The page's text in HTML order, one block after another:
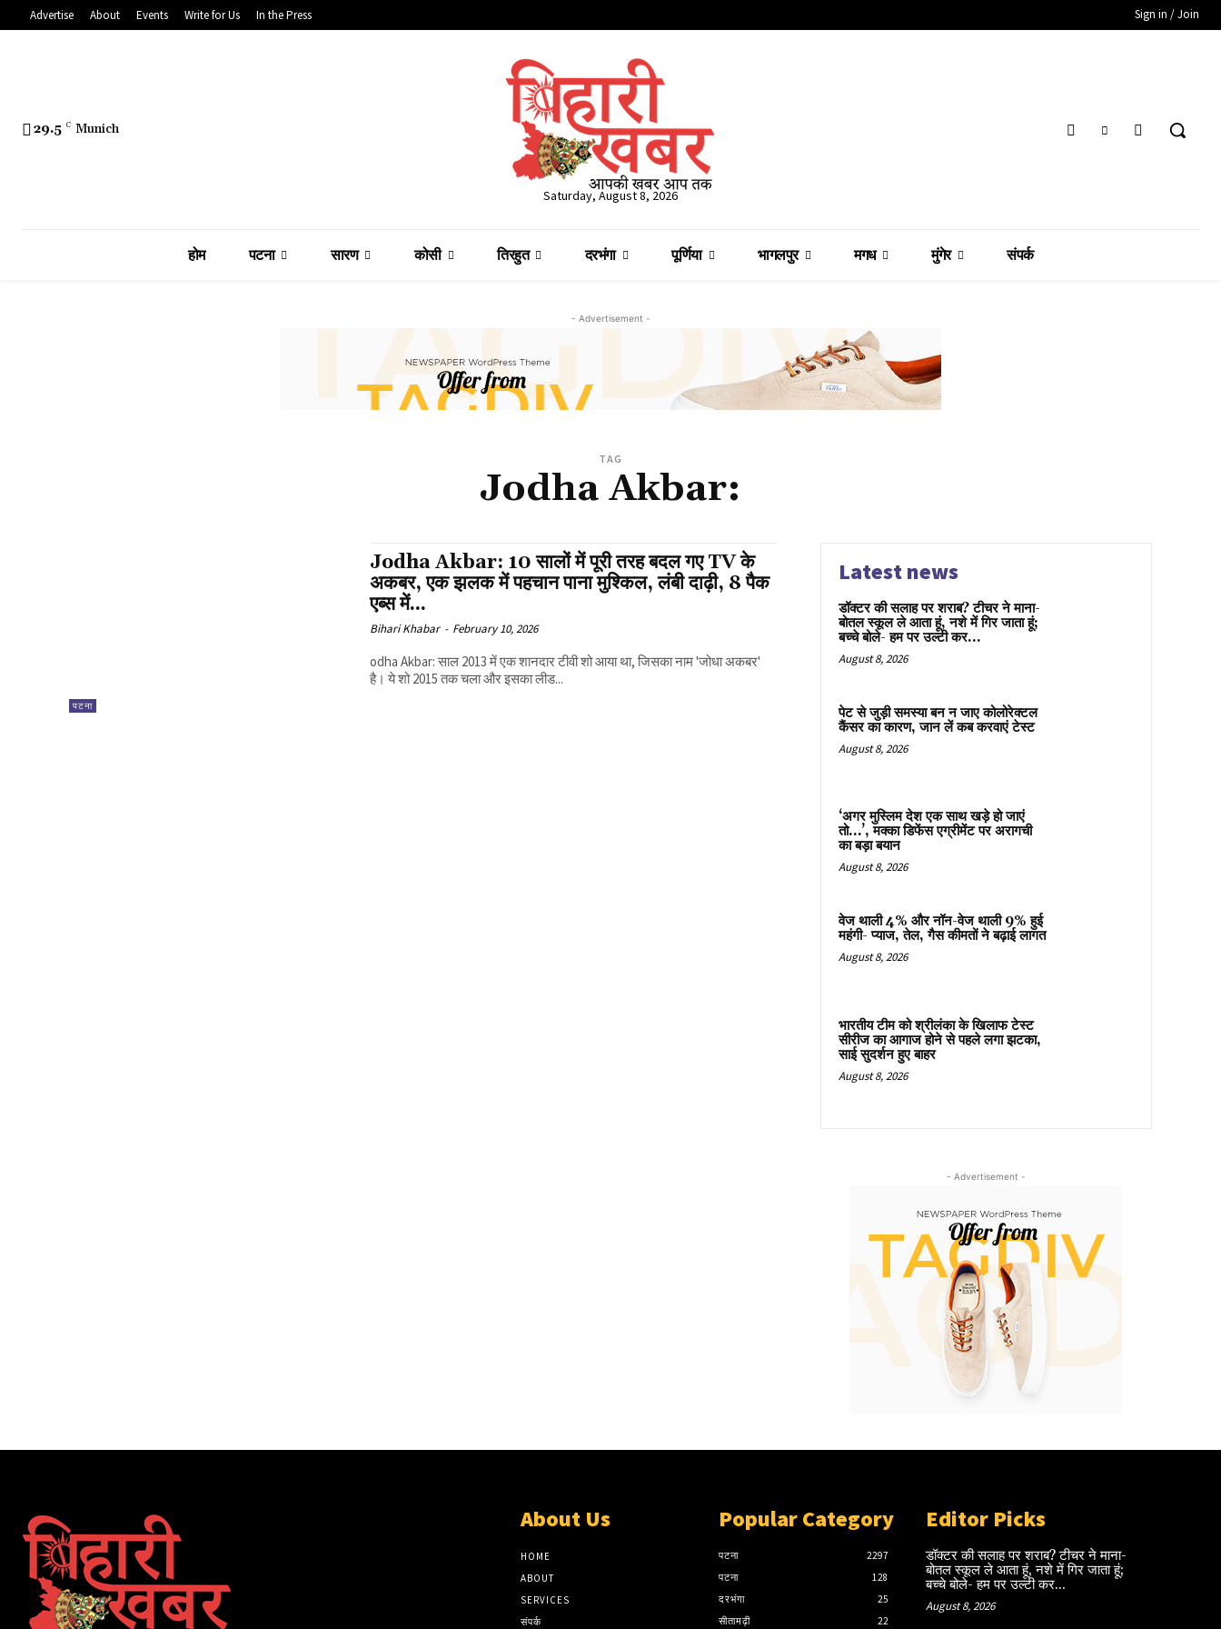
Advertise About Events Write for Us In the Press Sign in / Join
29.5 C Munich
Saturday, August 8, 2026
होम पटना सारण कोसी तिरहुत दरभंगा पूर्णिया भागलपुर मगध मुंगेर संपर्क
- Advertisement -
TAG
Jodha Akbar:
पटना
Jodha Akbar: 10 सालों में पूरी तरह बदल गए TV के
अकबर, एक झलक में पहचान पाना मुश्किल, लंबी दाढ़ी, 8 पैक
एब्स में...
Bihari Khabar - February 10, 2026
odha Akbar: साल 2013 में एक शानदार टीवी शो आया था, जिसका नाम 'जोधा अकबर'
है। ये शो 2015 तक चला और इसका लीड...
Latest news
डॉक्टर की सलाह पर शराब? टीचर ने माना-
बोतल स्कूल ले आता हूं, नशे में गिर जाता हूं;
बच्चे बोले- हम पर उल्टी कर...
August 8, 2026
पेट से जुड़ी समस्या बन न जाए कोलोरेक्टल
कैंसर का कारण, जान लें कब करवाएं टेस्ट
August 8, 2026
‘अगर मुस्लिम देश एक साथ खड़े हो जाएं
तो…’, मक्का डिफेंस एग्रीमेंट पर अरागची
का बड़ा बयान
August 8, 2026
वेज थाली 4% और नॉन-वेज थाली 9% हुई
महंगी- प्याज, तेल, गैस कीमतों ने बढ़ाई लागत
August 8, 2026
भारतीय टीम को श्रीलंका के खिलाफ टेस्ट
सीरीज का आगाज होने से पहले लगा झटका,
साई सुदर्शन हुए बाहर
August 8, 2026
- Advertisement -
About Us
HOME
ABOUT
SERVICES
संपर्क
Popular Category
पटना
2297
पटना
128
दरभंगा
25
सीतामढ़ी
22
Editor Picks
डॉक्टर की सलाह पर शराब? टीचर ने माना-
बोतल स्कूल ले आता हूं, नशे में गिर जाता हूं;
बच्चे बोले- हम पर उल्टी कर...
August 8, 2026